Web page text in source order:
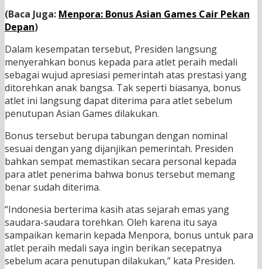
(Baca Juga: Menpora: Bonus Asian Games Cair Pekan
Depan)
Dalam kesempatan tersebut, Presiden langsung
menyerahkan bonus kepada para atlet peraih medali
sebagai wujud apresiasi pemerintah atas prestasi yang
ditorehkan anak bangsa. Tak seperti biasanya, bonus
atlet ini langsung dapat diterima para atlet sebelum
penutupan Asian Games dilakukan.
Bonus tersebut berupa tabungan dengan nominal
sesuai dengan yang dijanjikan pemerintah. Presiden
bahkan sempat memastikan secara personal kepada
para atlet penerima bahwa bonus tersebut memang
benar sudah diterima.
“Indonesia berterima kasih atas sejarah emas yang
saudara-saudara torehkan. Oleh karena itu saya
sampaikan kemarin kepada Menpora, bonus untuk para
atlet peraih medali saya ingin berikan secepatnya
sebelum acara penutupan dilakukan,” kata Presiden.